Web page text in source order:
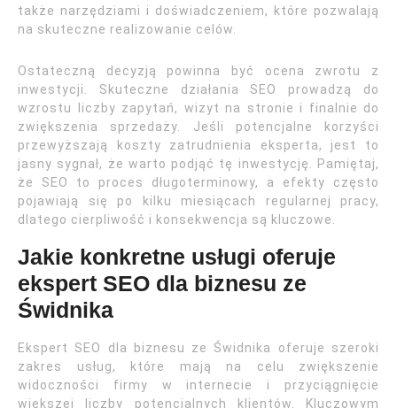
także narzędziami i doświadczeniem, które pozwalają
na skuteczne realizowanie celów.
Ostateczną decyzją powinna być ocena zwrotu z
inwestycji. Skuteczne działania SEO prowadzą do
wzrostu liczby zapytań, wizyt na stronie i finalnie do
zwiększenia sprzedaży. Jeśli potencjalne korzyści
przewyższają koszty zatrudnienia eksperta, jest to
jasny sygnał, że warto podjąć tę inwestycję. Pamiętaj,
że SEO to proces długoterminowy, a efekty często
pojawiają się po kilku miesiącach regularnej pracy,
dlatego cierpliwość i konsekwencja są kluczowe.
Jakie konkretne usługi oferuje
ekspert SEO dla biznesu ze
Świdnika
Ekspert SEO dla biznesu ze Świdnika oferuje szeroki
zakres usług, które mają na celu zwiększenie
widoczności firmy w internecie i przyciągnięcie
większej liczby potencjalnych klientów. Kluczowym